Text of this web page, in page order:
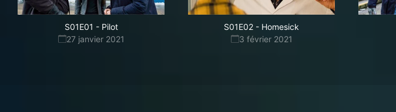
S01E01 - Pilot
27 janvier 2021
S01E02 - Homesick
3 février 2021